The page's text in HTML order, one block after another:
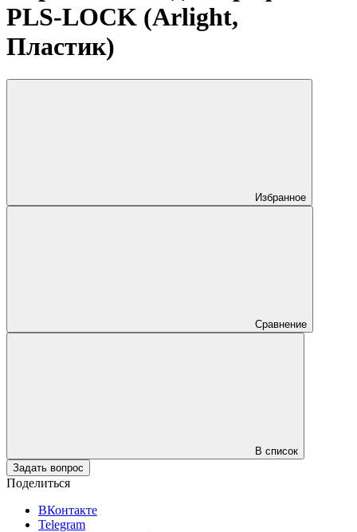
PLS-LOCK (Arlight,
Пластик)
Избранное
Сравнение
В список
Задать вопрос
Поделиться
ВКонтакте
Telegram